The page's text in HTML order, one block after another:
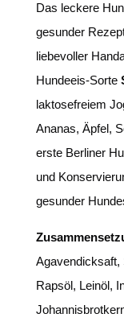
Das leckere
gesunder
liebevoller
Hundeeis-Sorte
laktosefreiem
Ananas, Äpfel,
erste Berliner
und
gesunder
Agavendicksaft,
Rapsöl, Leinöl,